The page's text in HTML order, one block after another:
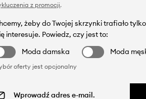
z promocji.
żeby do Twojej skrzynki trafiało
interesuje. Powiedz, czy jest to:
Moda damska
Moda
oferty jest opcjonalny